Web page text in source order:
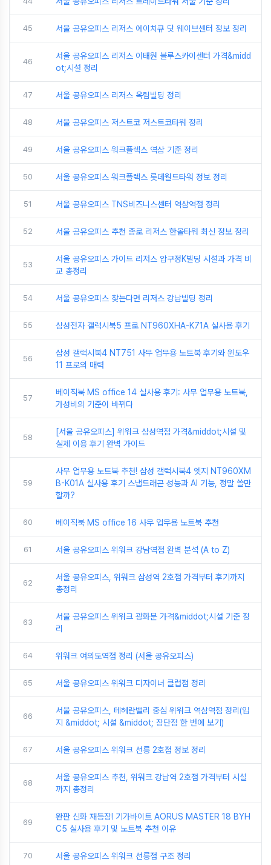
45 서울 공유오피스 리저스 에이치큐 닷 웨이브센터 정보 정리
46
서울 공유오피스 리저스 이태원 블루스카이센터 가격&midd
ot;시설 정리
47 서울 공유오피스 리저스 옥림빌딩 정리
48 서울 공유오피스 저스트코 저스트코타워 정리
49 서울 공유오피스 워크플렉스 역삼 기준 정리
50 서울 공유오피스 워크플렉스 롯데월드타워 정보 정리
51 서울 공유오피스 TNS비즈니스센터 역삼역점 정리
52 서울 공유오피스 추천 종로 리저스 한올타워 최신 정보 정리
53
서울 공유오피스 가이드 리저스 압구정K빌딩 시설과 가격 비
교 총정리
54 서울 공유오피스 찾는다면 리저스 강남빌딩 정리
55 삼성전자 갤럭시북5 프로 NT960XHA-K71A 실사용 후기
56
삼성 갤럭시북4 NT751 사무 업무용 노트북 후기와 윈도우
11 프로의 매력
57
베이직북 MS office 14 실사용 후기: 사무 업무용 노트북,
가성비의 기준이 바뀌다
58
[서울 공유오피스] 위워크 삼성역점 가격&middot;시설 및
실제 이용 후기 완벽 가이드
59
사무 업무용 노트북 추천! 삼성 갤럭시북4 엣지 NT960XM
B-K01A 실사용 후기 스냅드래곤 성능과 AI 기능, 정말 쓸만
할까?
60 베이직북 MS office 16 사무 업무용 노트북 추천
61 서울 공유오피스 위워크 강남역점 완벽 분석 (A to Z)
62
서울 공유오피스, 위워크 삼성역 2호점 가격부터 후기까지
총정리
63
서울 공유오피스 위워크 광화문 가격&middot;시설 기준 정
리
64 위워크 여의도역점 정리 (서울 공유오피스)
65 서울 공유오피스 위워크 디자이너 클럽점 정리
66
서울 공유오피스, 테헤란밸리 중심 위워크 역삼역점 정리(입
지 &middot; 시설 &middot; 장단점 한 번에 보기)
67 서울 공유오피스 위워크 선릉 2호점 정보 정리
68
서울 공유오피스 추천, 위워크 강남역 2호점 가격부터 시설
까지 총정리
69
완판 신화 재등장! 기가바이트 AORUS MASTER 18 BYH
C5 실사용 후기 및 노트북 추천 이유
70 서울 공유오피스 위워크 선릉점 구조 정리